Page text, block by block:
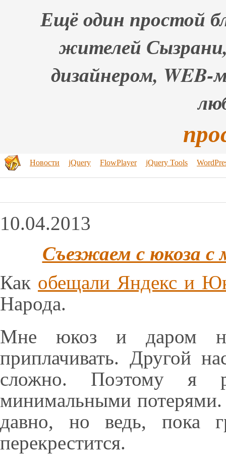
Ещё один простой
жителей
дизайнером,
Новости jQuery FlowPlayer jQuery Tools
10.04.2013
Съезжаем с юкоза
Как обещали Яндекс и
Народа.
Мне юкоз и даром
приплачивать. Другой
сложно. Поэтому я
минимальными потерями.
давно, но ведь, пока
перекрестится.